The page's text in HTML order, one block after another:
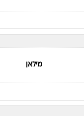
מילאן